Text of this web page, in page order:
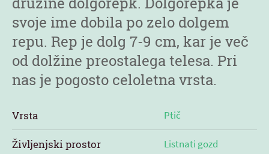
svoje ime dobila po zelo dolgem
repu. Rep je dolg 7-9 cm, kar je več
od dolžine preostalega telesa. Pri
nas je pogosto celoletna vrsta.
Vrsta Ptič
Življenjski prostor Listnati gozd